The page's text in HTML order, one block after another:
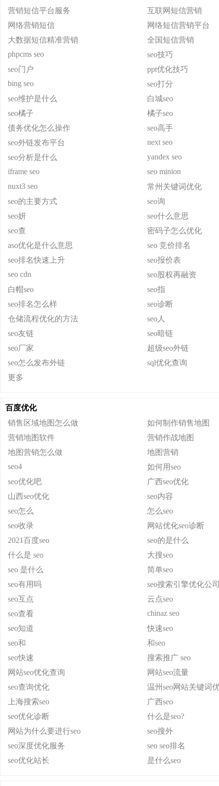
营销短信平台服务
互联网短信营销
网络营销短信
网络短信营销平台
大数据短信精准营销
全国短信营销
phpcms seo
seo技巧
seo门户
ppt优化技巧
bing seo
seo打分
seo维护是什么
白城seo
seo橘子
橘子seo
债务优化怎么操作
seo高手
seo外链发布平台
next seo
seo分析是什么
yandex seo
iframe seo
seo minion
nuxt3 seo
常州关键词优化
seo的主要方式
seo询
seo妍
seo什么意思
seo查
密码子怎么优化
aso优化是什么意思
seo 竞价排名
seo排名快速上升
seo报价表
seo cdn
seo股权再融资
白帽seo
seo指
seo排名怎么样
seo诊断
仓储流程优化的方法
seo人
seo友链
seo暗链
seo厂家
超级seo外链
seo怎么发布外链
sql优化查询
更多
百度优化
销售区域地图怎么做
如何制作销售地图
营销地图软件
营销作战地图
地图营销怎么做
地图营销
seo4
如何用seo
seo优化吧
广西seo优化
山西seo优化
seo内容
seo怎么
怎么seo
seo收录
网站优化seo诊断
2021百度seo
seo的是什么
什么是 seo
大搜seo
seo 是什么
简单seo
seo有用吗
seo搜索引擎优化公
seo互点
云点seo
seo查看
chinaz seo
seo知道
快速seo
seo和
和seo
seo快速
搜索推广 seo
网站seo优化查询
网站seo流量
seo查询优化
温州seo网站关键词
上海搜索seo
广西seo
seo优化诊断
什么是seo?
网站为什么要进行seo
seo搜外
seo深度优化服务
seo seo排名
seo优化站长
是什么seo